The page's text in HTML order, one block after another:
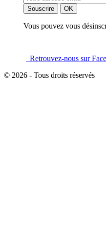
Vous pouvez vous
Retrouvez-nous sur
© 2026 - Tous droits réservés